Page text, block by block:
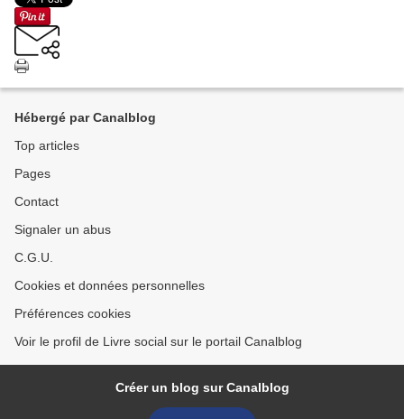
Hébergé par Canalblog
Top articles
Pages
Contact
Signaler un abus
C.G.U.
Cookies et données personnelles
Préférences cookies
Voir le profil de Livre social sur le portail Canalblog
Créer un blog sur Canalblog